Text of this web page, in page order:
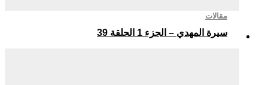
سيرة المهدي – الجزء 1 الحلقة 39